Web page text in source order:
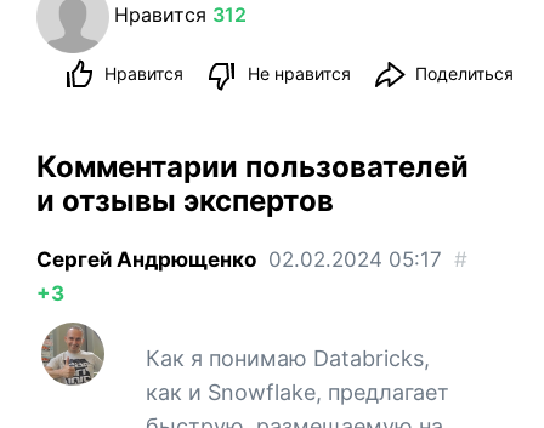
Нравится 312
Нравится Не нравится Поделиться
Комментарии пользователей
и отзывы экспертов
Сергей Андрющенко 02.02.2024 05:17 #
+3
Как я понимаю Databricks,
как и Snowflake, предлагает